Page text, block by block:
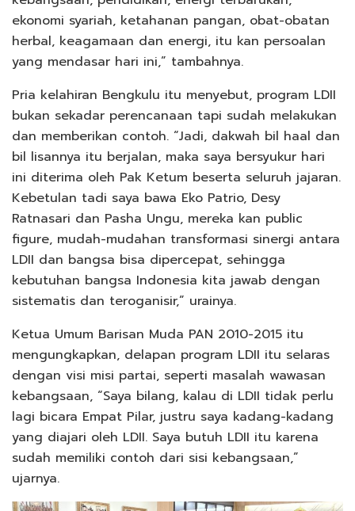
ekonomi syariah, ketahanan pangan, obat-obatan
herbal, keagamaan dan energi, itu kan persoalan
yang mendasar hari ini,” tambahnya.
Pria kelahiran Bengkulu itu menyebut, program LDII
bukan sekadar perencanaan tapi sudah melakukan
dan memberikan contoh. “Jadi, dakwah bil haal dan
bil lisannya itu berjalan, maka saya bersyukur hari
ini diterima oleh Pak Ketum beserta seluruh jajaran.
Kebetulan tadi saya bawa Eko Patrio, Desy
Ratnasari dan Pasha Ungu, mereka kan public
figure, mudah-mudahan transformasi sinergi antara
LDII dan bangsa bisa dipercepat, sehingga
kebutuhan bangsa Indonesia kita jawab dengan
sistematis dan teroganisir,” urainya.
Ketua Umum Barisan Muda PAN 2010-2015 itu
mengungkapkan, delapan program LDII itu selaras
dengan visi misi partai, seperti masalah wawasan
kebangsaan, “Saya bilang, kalau di LDII tidak perlu
lagi bicara Empat Pilar, justru saya kadang-kadang
yang diajari oleh LDII. Saya butuh LDII itu karena
sudah memiliki contoh dari sisi kebangsaan,”
ujarnya.